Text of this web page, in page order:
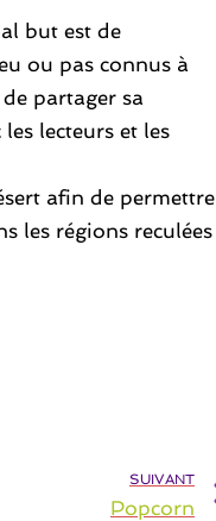
but est de
ou pas connus à
partager sa
lecteurs et les
afin de permettre
les régions reculées
SUIVANT
Popcorn